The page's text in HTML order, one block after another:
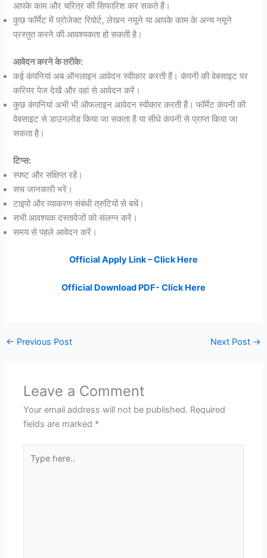
आपके काम और चरित्र की सिफारिश कर सकते हैं।
कुछ फॉर्मेट में प्रोजेक्ट रिपोर्ट, लेखन नमूने या आपके काम के अन्य नमूने
प्रस्तुत करने की आवश्यकता हो सकती है।
आवेदन करने के तरीके:
कई कंपनियां अब ऑनलाइन आवेदन स्वीकार करती हैं। कंपनी की वेबसाइट पर
करियर पेज देखें और वहां से आवेदन करें।
कुछ कंपनियां अभी भी ऑफलाइन आवेदन स्वीकार करती हैं। फॉर्मेट कंपनी की
वेबसाइट से डाउनलोड किया जा सकता है या सीधे कंपनी से प्राप्त किया जा
सकता है।
टिप्स:
स्पष्ट और संक्षिप्त रहें।
सच जानकारी भरें।
टाइपो और व्याकरण संबंधी त्रुटियों से बचें।
सभी आवश्यक दस्तावेजों को संलग्न करें।
समय से पहले आवेदन करें।
Official Apply Link – Click Here
Official Download PDF- Click Here
← Previous Post Next Post →
Leave a Comment
Your email address will not be published. Required
fields are marked *
here..